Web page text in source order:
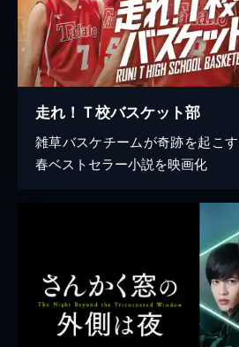
走れ！Ｔ校バスケット部
雑草バスケチームが奇跡を起こ
春ベストセラー小説を映画化